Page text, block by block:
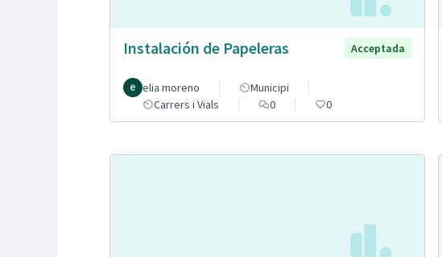
Instalación de Papeleras Acceptada
elia moreno
Municipi
Carrers i Vials
0 0